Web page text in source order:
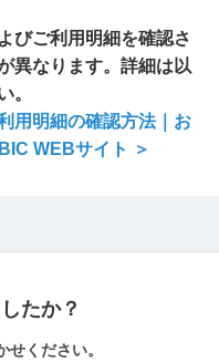
びご利用明細を確認さ
異なります。詳細は以
。
用明細の確認方法｜お
WEBサイト ＞
たか？
せください。